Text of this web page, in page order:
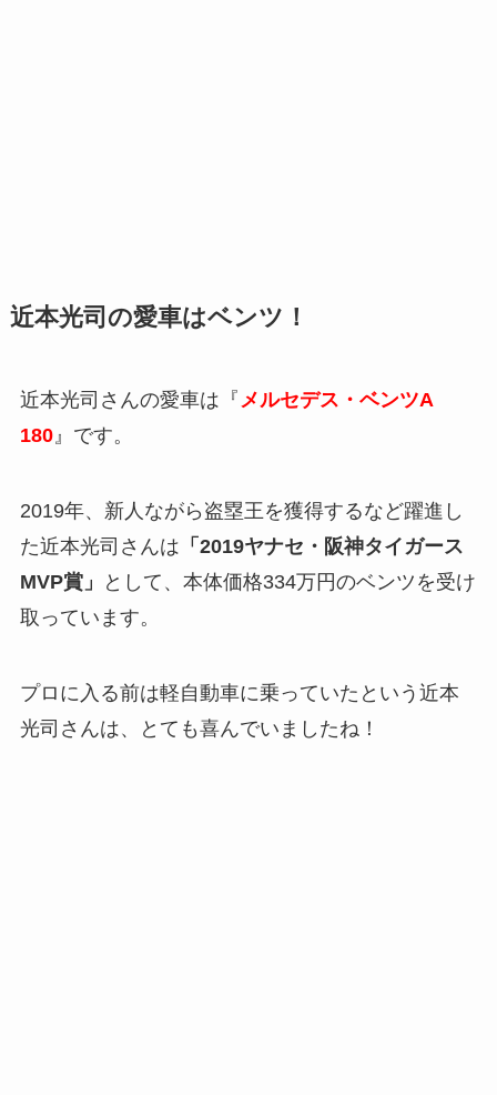
近本光司の愛車はベンツ！
近本光司さんの愛車は『メルセデス・ベンツA
180』です。
2019年、新人ながら盗塁王を獲得するなど躍進し
た近本光司さんは 「2019ヤナセ・阪神タイガース
MVP賞」
として、本体価格334万円のベンツを受け
取っています。
プロに入る前は軽自動車に乗っていたという近本
光司さんは、とても喜んでいましたね！